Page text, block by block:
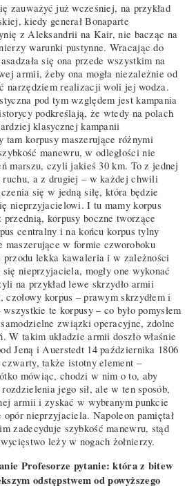
zauważyć już wcześniej, na przykład
kiedy generał Bonaparte
z Aleksandrii na Kair, nie bacząc na
warunki pustynne. Wracając do
się ona przede wszystkim na
armii, żeby ona mogła niezależnie od
narzędziem realizacji woli jej wodza.
pod tym względem jest kampania
podkreślają, że wtedy na polach
klasycznej kampanii
tam korpusy maszerujące różnymi
manewru, w odległości nie
marszu, czyli jakieś 30 km. To z jednej
ruchu, a z drugiej – w każdej chwili
się w jedną siłę, która będzie
nieprzyjacielowi. I tu mamy korpus
korpusy boczne tworzące
centralny i na końcu korpus tylny
maszerujące w formie czworoboku
przodu lekka kawaleria i w zależności
nieprzyjaciela, mogły one wykonać
na przykład lewe skrzydło armii
czołowy korpus – prawym skrzydłem i
te korpusy – co było pomysłem
związki operacyjne, zdolne
W takim układzie armii doszło właśnie
Jeną i Auerstedt 14 października 1806
także istotny element –
mówiąc, chodzi w nim o to, aby
jego sił, ale w ten sposób,
armii i zyskać w wybranym punkcie
opór nieprzyjaciela. Napoleon pamiętał
zadecyduje szybkość manewru, stąd
leży w nogach żołnierzy.
Profesorze pytanie: która z bitew
odstępstwem od powyższego